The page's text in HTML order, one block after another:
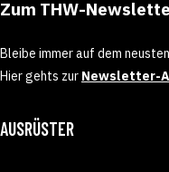
Zum THW-
Bleibe immer auf dem
Hier gehts zur Newsletter-
AUSRÜSTER